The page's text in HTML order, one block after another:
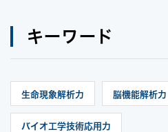
キーワード
生命現象解析力 脳機能解析力
バイオ工学技術応用力